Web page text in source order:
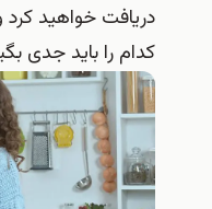
دریافت خواهید کرد و
کدام را باید جدی بگیرید.